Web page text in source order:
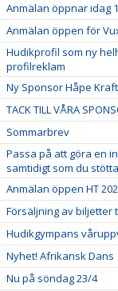
Anmälan öppnar idag
Anmälan öppen för
Hudikprofil som ny
profilreklam
Ny Sponsor Håpe Kraft
TACK TILL VÅRA
Sommarbrev
Passa på att göra en
samtidigt som du
Anmälan öppen HT
Försäljning av biljetter
Hudikgympans
Nyhet! Afrikansk Dans
Nu på söndag 23/4